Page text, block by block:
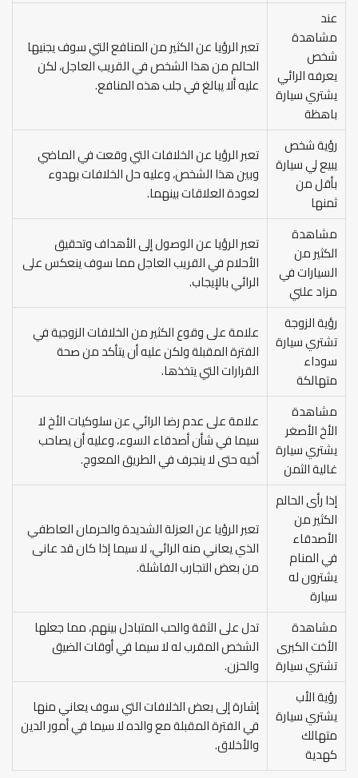
عند
مشاهدة
شخص
يعرفه الرائي
يشتري سيارة
باهظة
تعبر الرؤيا عن الكثير من المنافع التي سوف يجنيها
الحالم من هذا الشخص في القريب العاجل، لكن
عليه ألا يبالغ في جلب هذه المنافع.
رؤية شخص
يبيع لي سيارة
بأقل من
ثمنها
تعبر الرؤيا عن الخلافات التي وقعت في الماضي
وبين هذا الشخص، وعليه حل الخلافات بهدوء
لعودة العلاقات بينهما.
مشاهدة
الكثير من
السيارات في
مزاد علني
تعبر الرؤيا عن الوصول إلى الأهداف وتحقيق
الأحلام في القريب العاجل مما سوف ينعكس على
الرائي بالإيجاب.
رؤية الزوجة
تشتري سيارة
سوداء
متهالكة
علامة على وقوع الكثير من الخلافات الزوجية في
الفترة المقبلة ولكن عليه أن يتأكد من صحة
القرارات التي يتخذها.
مشاهدة
الأخ الأصغر
يشتري سيارة
غالية الثمن
علامة على عدم رضا الرائي عن سلوكيات الأخ لا
سيما في شأن أصدقاء السوء، وعليه أن يصاحب
أخيه حتى لا ينجرف في الطريق المعوج.
إذا رأى الحالم
الكثير من
الأصدقاء
في المنام
يشترون له
سيارة
تعبر الرؤيا عن العزلة الشديدة والحرمان العاطفي
الذي يعاني منه الرائي، لا سيما إذا كان قد عانى
من بعض التجارب الفاشلة.
مشاهدة
الأخت الكبرى
تشتري سيارة
تدل على الثقة والحب المتبادل بينهم، مما جعلها
الشخص المقرب له لا سيما في أوقات الضيق
والحزن.
رؤية الأب
يشتري سيارة
متهالك
كهدية
إشارة إلى بعض الخلافات التي سوف يعاني منها
في الفترة المقبلة مع والده لا سيما في أمور الدين
والأخلاق.